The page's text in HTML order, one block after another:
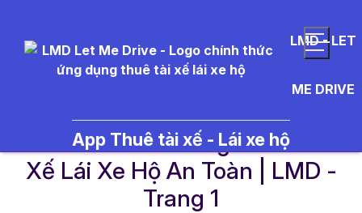
LMD - LET
ME DRIVE
App Thuê tài xế - Lái xe hộ
lai xe ho binh duong - Thuê Tài
Xế Lái Xe Hộ An Toàn | LMD -
Trang 1​